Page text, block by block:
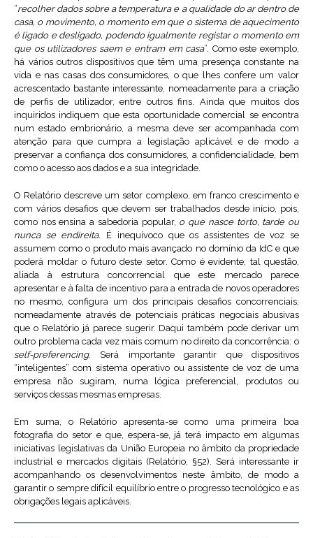
“recolher dados sobre a temperatura e a qualidade do ar dentro de
casa, o movimento, o momento em que o sistema de aquecimento
é ligado e desligado, podendo igualmente registar o momento em
que os utilizadores saem e entram em casa”. Como este exemplo,
há vários outros dispositivos que têm uma presença constante na
vida e nas casas dos consumidores, o que lhes confere um valor
acrescentado bastante interessante, nomeadamente para a criação
de perfis de utilizador, entre outros fins. Ainda que muitos dos
inquiridos indiquem que esta oportunidade comercial se encontra
num estado embrionário, a mesma deve ser acompanhada com
atenção para que cumpra a legislação aplicável e de modo a
preservar a confiança dos consumidores, a confidencialidade, bem
como o acesso aos dados e a sua integridade.
O Relatório descreve um setor complexo, em franco crescimento e
com vários desafios que devem ser trabalhados desde início, pois,
como nos ensina a sabedoria popular, o que nasce torto, tarde ou
nunca se endireita. É inequívoco que os assistentes de voz se
assumem como o produto mais avançado no domínio da IdC e que
poderá moldar o futuro deste setor. Como é evidente, tal questão,
aliada à estrutura concorrencial que este mercado parece
apresentar e à falta de incentivo para a entrada de novos operadores
no mesmo, configura um dos principais desafios concorrenciais,
nomeadamente através de potenciais práticas negociais abusivas
que o Relatório já parece sugerir. Daqui também pode derivar um
outro problema cada vez mais comum no direito da concorrência: o
self-preferencing. Será importante garantir que dispositivos
“inteligentes” com sistema operativo ou assistente de voz de uma
empresa não sugiram, numa lógica preferencial, produtos ou
serviços dessas mesmas empresas.
Em suma, o Relatório apresenta-se como uma primeira boa
fotografia do setor e que, espera-se, já terá impacto em algumas
iniciativas legislativas da União Europeia no âmbito da propriedade
industrial e mercados digitais (Relatório, §52). Será interessante ir
acompanhando os desenvolvimentos neste âmbito, de modo a
garantir o sempre difícil equilíbrio entre o progresso tecnológico e as
obrigações legais aplicáveis.